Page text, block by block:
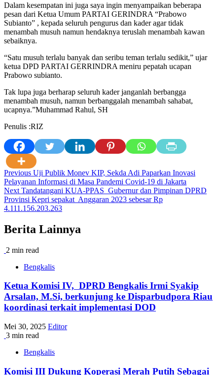
Dalam kesempatan ini juga saya ingin menyampaikan beberapa
pesan dari Ketua Umum PARTAI GERINDRA “Prabowo
Subianto” , kepada seluruh pengurus dan kader agar tidak
menambah musuh namun hendaknya teruslah menambah kawan
sebaiknya.
“Satu musuh terlalu banyak dan seribu teman terlalu sedikit,” ujar
ketua DPD PARTAI GERRINDRA meniru pepatah ucapan
Prabowo subianto.
Tak lupa juga berharap seluruh kader janganlah berbangga
menambah musuh, namun berbanggalah menambah sahabat,
ucapnya.”Muhammad Rahul, SH
Penulis :RIZ
Post
navigation
Previous Uji Publik Monev KIP, Sekda Adi Paparkan Inovasi
Pelayanan Informasi di Masa Pandemi Covid-19 di Jakarta
Next Tandatangani KUA-PPAS Gubernur dan Pimpinan DPRD
Provinsi Kepri sepakat Anggaran 2023 sebesar Rp
4.111.156.203.263
Berita Lainnya
2 min read
Bengkalis
Ketua Komisi IV, DPRD Bengkalis Irmi Syakip
Arsalan, M.Si, berkunjung ke Disparbudpora Riau
koordinasi terkait implementasi DOD
Mei 30, 2025 Editor
3 min read
Bengkalis
Komisi III Dukung Koperasi Merah Putih Sebagai